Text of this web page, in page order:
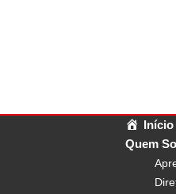
Início
Quem